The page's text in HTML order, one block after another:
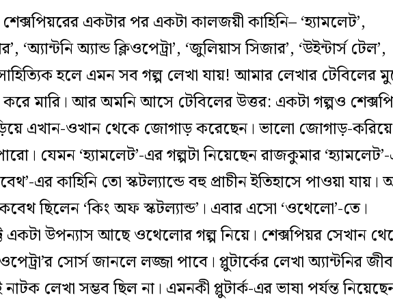
একটার পর একটা কালজয়ী কাহিনি– ‘হ্যামলেট’,
‘অ্যান্টনি অ্যান্ড ক্লিওপেট্রা’, ‘জুলিয়াস সিজার’, ‘উইন্টার্স টেল’,
হলে এমন সব গল্প লেখা যায়! আমার লেখার টেবিলের
মারি। আর অমনি আসে টেবিলের উত্তর: একটা গল্পও
এখান-ওখান থেকে জোগাড় করেছেন। ভালো জোগাড়-করিয়ে
যেমন ‘হ্যামলেট’-এর গল্পটা নিয়েছেন রাজকুমার
এর কাহিনি তো স্কটল্যান্ডে বহু প্রাচীন ইতিহাসে পাওয়া
ছিলেন ‘কিং অফ স্কটল্যান্ড’। এবার এসো ‘ওথেলো’-তে।
একটা উপন্যাস আছে ওথেলোর গল্প নিয়ে। শেক্সপিয়র সেখান
সোর্স জানলে লজ্জা পাবে। প্লুটার্কের লেখা অ্যান্টনির
লেখা সম্ভব ছিল না। এমনকী প্লুটার্ক-এর ভাষা পর্যন্ত